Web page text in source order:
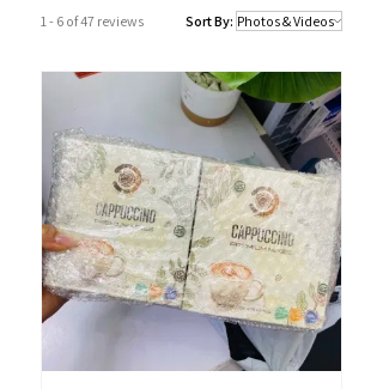
若果商品不幸出現沒有現貨或需要更長
或電話方式通知顧客。
1 - 6 of 47 reviews Sort By: